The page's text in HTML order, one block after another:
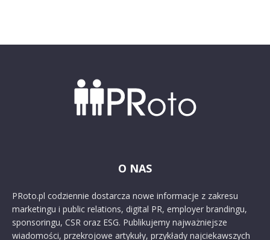
O NAS
PRoto.pl codziennie dostarcza nowe informacje z zakresu
marketingu i public relations, digital PR, employer brandingu,
sponsoringu, CSR oraz ESG. Publikujemy najważniejsze
wiadomości, przekrojowe artykuły, przykłady najciekawszych